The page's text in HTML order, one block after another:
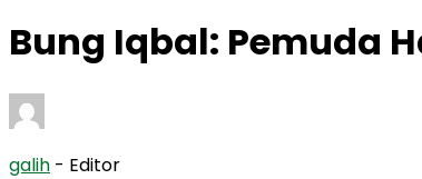
Bung Iqbal: Pemuda
galih - Editor